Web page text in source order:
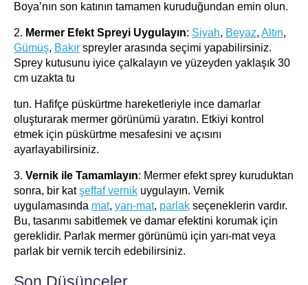
Boya’nın son katının tamamen kuruduğundan emin olun.
2. Mermer Efekt Spreyi Uygulayın: Siyah, Beyaz, Altın,
Gümüş, Bakır spreyler arasında seçimi yapabilirsiniz.
Sprey kutusunu iyice çalkalayın ve yüzeyden yaklaşık 30
cm uzakta tu
tun. Hafifçe püskürtme hareketleriyle ince damarlar
oluşturarak mermer görünümü yaratın. Etkiyi kontrol
etmek için püskürtme mesafesini ve açısını
ayarlayabilirsiniz.
3. Vernik ile Tamamlayın: Mermer efekt sprey kuruduktan
sonra, bir katşeffaf vernik uygulayın. Vernik
uygulamasında mat, yarı-mat, parlak seçeneklerin vardır.
Bu, tasarımı sabitlemek ve damar efektini korumak için
gereklidir. Parlak mermer görünümü için yarı-mat veya
parlak bir vernik tercih edebilirsiniz.
Son Düşünceler